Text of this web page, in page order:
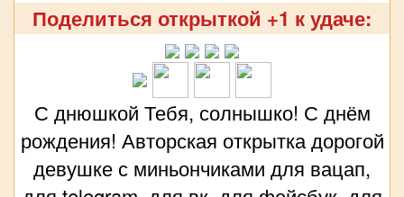
Поделиться открыткой +1 к удаче:
С днюшкой Тебя, солнышко! С днём
рождения! Авторская открытка дорогой
девушке с миньончиками для вацап,